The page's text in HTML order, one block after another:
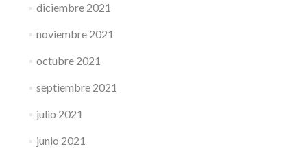
diciembre 2021
noviembre 2021
octubre 2021
septiembre 2021
julio 2021
junio 2021